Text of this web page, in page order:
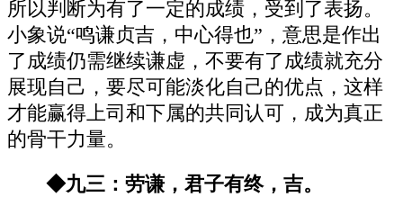
所以判断为有了一定的成绩，受到了表扬。
小象说“鸣谦贞吉，中心得也”，意思是作出
了成绩仍需继续谦虚，不要有了成绩就充分
展现自己，要尽可能淡化自己的优点，这样
才能赢得上司和下属的共同认可，成为真正
的骨干力量。
◆九三：劳谦，君子有终，吉。